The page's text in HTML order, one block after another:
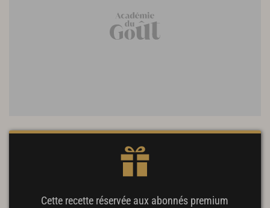
Cette recette réservée aux abonnés premium